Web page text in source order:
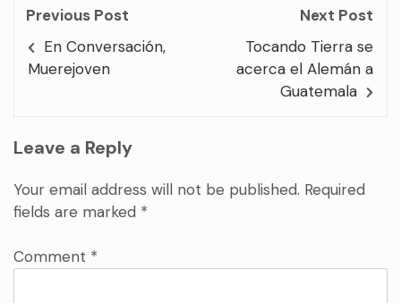
Previous Post
En Conversación,
Muerejoven
Next Post
Tocando Tierra se
acerca el Alemán a
Guatemala
Leave a Reply
Your email address will not be published. Required
fields are marked *
Comment *